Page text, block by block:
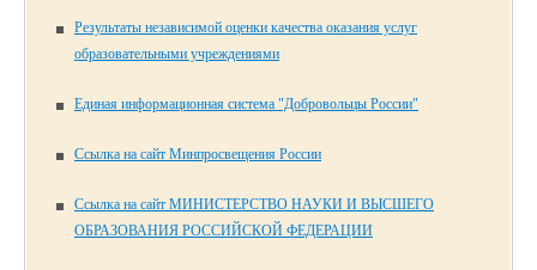
Результаты независимой оценки качества оказания услуг
образовательными учреждениями
Единая информационная система "Добровольцы России"
Ссылка на сайт Минпросвещения России
Ссылка на сайт МИНИСТЕРСТВО НАУКИ И ВЫСШЕГО
ОБРАЗОВАНИЯ РОССИЙСКОЙ ФЕДЕРАЦИИ